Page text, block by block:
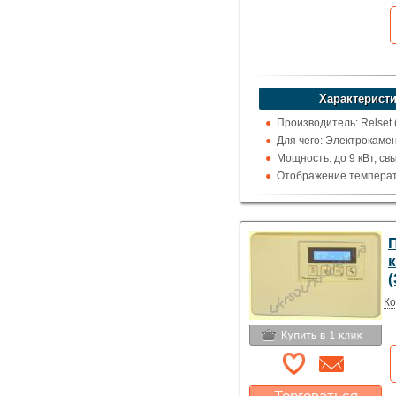
Производитель: Relset
Для чего:
Мощность: до 9 кВт,
Отображение
цельсия